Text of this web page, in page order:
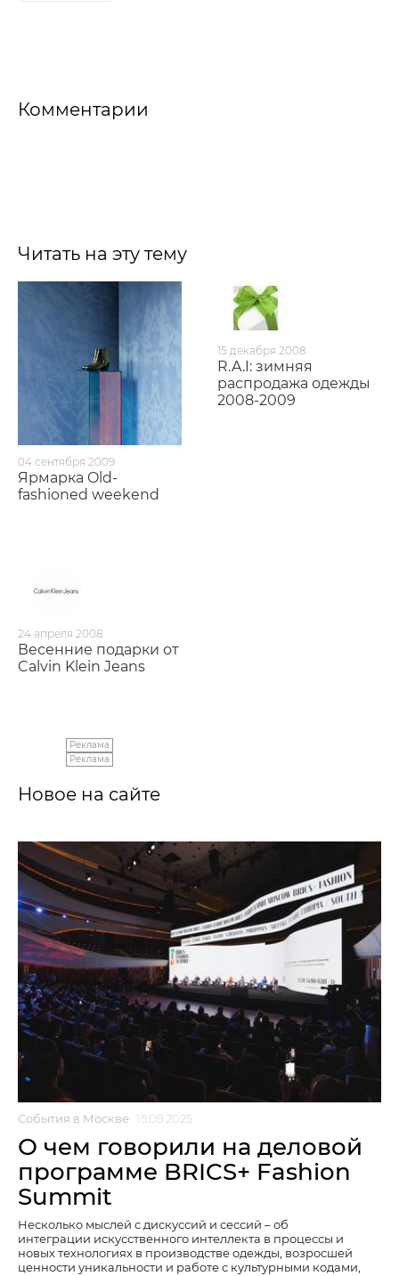
Комментарии
Читать на эту тему
04 сентября 2009
Ярмарка Old-
fashioned weekend
15 декабря 2008
R.A.I: зимняя
распродажа одежды
2008-2009
24 апреля 2008
Весенние подарки от
Calvin Klein Jeans
Реклама
Реклама
Новое на сайте
События в Москве 15.09.2025
О чем говорили на деловой
программе BRICS+ Fashion
Summit
Несколько мыслей с дискуссий и сессий – об
интеграции искусственного интеллекта в процессы и
новых технологиях в производстве одежды, возросшей
ценности уникальности и работе с культурными кодами,